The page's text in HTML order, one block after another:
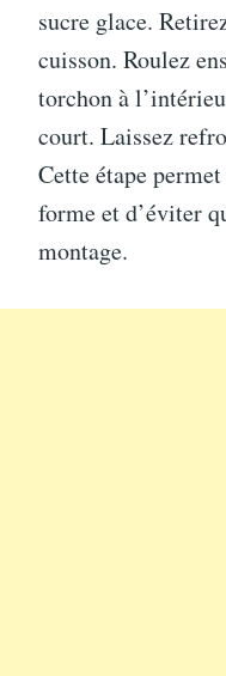
sucre glace.
cuisson. Roulez
torchon à
court. Laissez
Cette étape
forme et d’éviter
montage.